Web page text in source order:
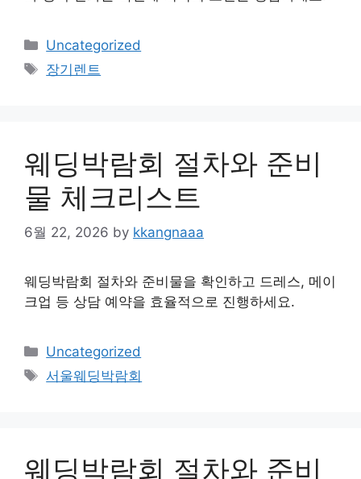
Categories
Uncategorized
Tags
장기렌트
웨딩박람회 절차와 준비
물 체크리스트
6월 22, 2026 by kkangnaaa
웨딩박람회 절차와 준비물을 확인하고 드레스, 메이
크업 등 상담 예약을 효율적으로 진행하세요.
Categories
Uncategorized
Tags
서울웨딩박람회
웨딩박람회 절차와 준비